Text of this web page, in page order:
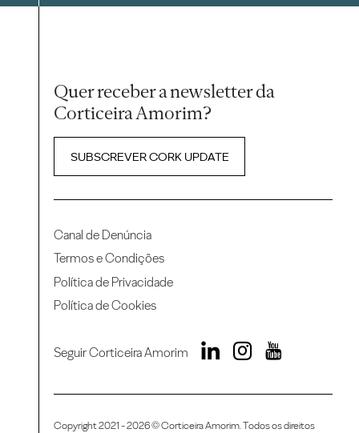
Quer receber a newsletter da
Corticeira Amorim?
SUBSCREVER CORK UPDATE
Canal de Denúncia
Termos e Condições
Política de Privacidade
Política de Cookies
Seguir Corticeira Amorim
Copyright 2021 - 2026 © Corticeira Amorim. Todos os direitos